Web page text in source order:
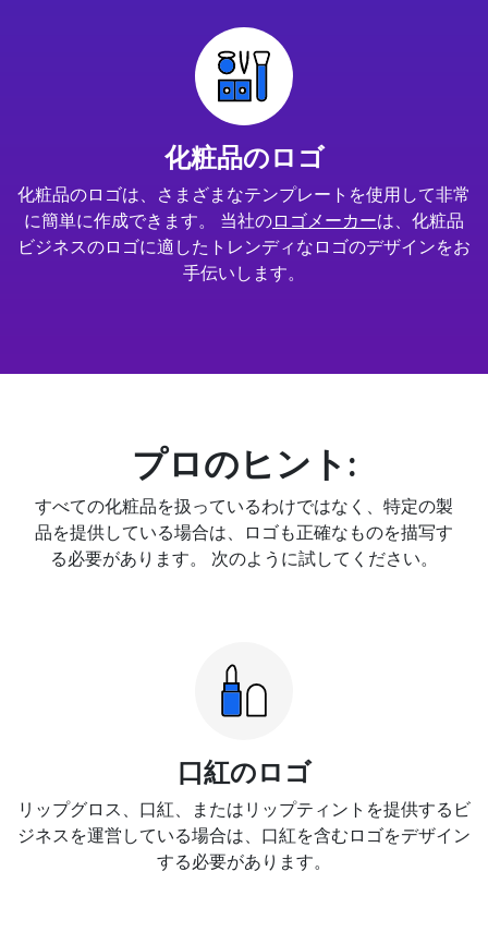
化粧品のロゴ
化粧品のロゴは、さまざまなテンプレートを使用して非常
に簡単に作成できます。 当社のロゴメーカーは、化粧品
ビジネスのロゴに適したトレンディなロゴのデザインをお
手伝いします。
プロのヒント:
すべての化粧品を扱っているわけではなく、特定の製
品を提供している場合は、ロゴも正確なものを描写す
る必要があります。 次のように試してください。
口紅のロゴ
リップグロス、口紅、またはリップティントを提供するビ
ジネスを運営している場合は、口紅を含むロゴをデザイン
する必要があります。